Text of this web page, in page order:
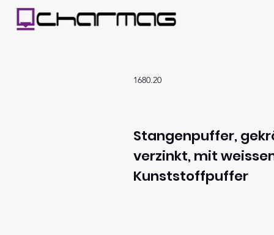
1680.20
Stangenpuffer,
verzinkt, mit
Kunststoffpuffer